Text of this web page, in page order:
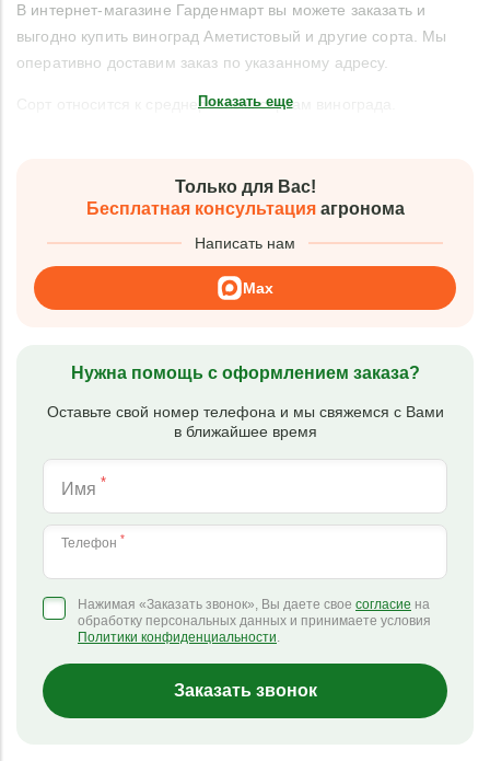
В интернет-магазине Гарденмарт вы можете заказать и
выгодно купить виноград Аметистовый и другие сорта. Мы
оперативно доставим заказ по указанному адресу.
Сорт относится к среднерослым сортам винограда.
Показать еще
Только для Вас!
Бесплатная консультацияагронома
Написать нам
Max
Нужна помощь с оформлением заказа?
Оставьте свой номер телефона и мы свяжемся с Вами
в ближайшее время
Имя *
Телефон *
Нажимая «Заказать звонок», Вы даете свое согласие на
обработку персональных данных и принимаете условия
Политики конфиденциальности.
Заказать звонок